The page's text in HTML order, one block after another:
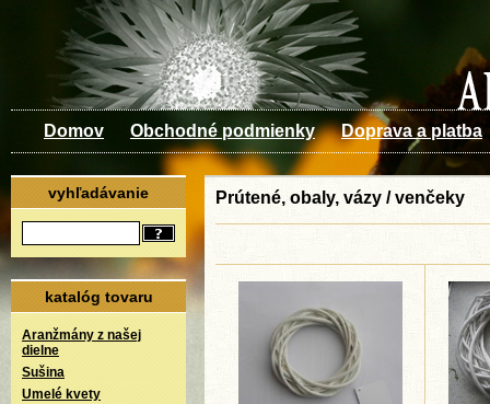
Domov Obchodné podmienky Doprava a platba
vyhľadávanie
katalóg tovaru
Aranžmány z našej
dielne
Sušina
Umelé kvety
Prútené, obaly, vázy / venčeky